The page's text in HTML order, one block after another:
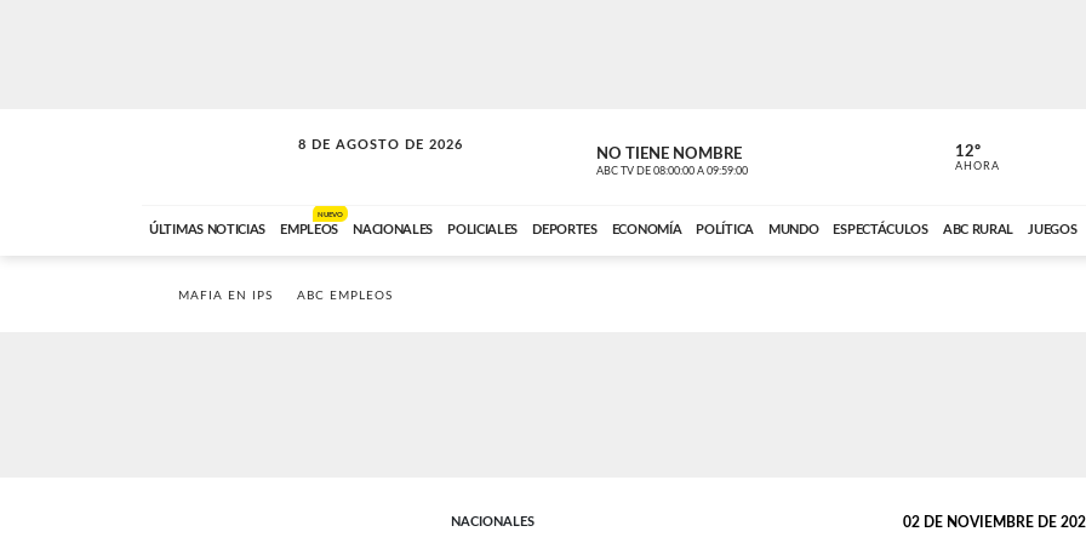
8 DE AGOSTO DE 2026
SOLO MÚSICA NO TIENE NOMBRE
ABC TV DE 08:00:00 A 09:59:00 ABC CARDINAL
12º
AHORA
ÚLTIMAS NOTICIAS EMPLEOS
NUEVO
NACIONALES POLICIALES DEPORTES ECONOMÍA POLÍTICA MUNDO ESPECTÁCULOS ABC RURAL JUEGOS
MAFIA EN IPS ABC EMPLEOS
NACIONALES 02 DE NOVIEMBRE DE